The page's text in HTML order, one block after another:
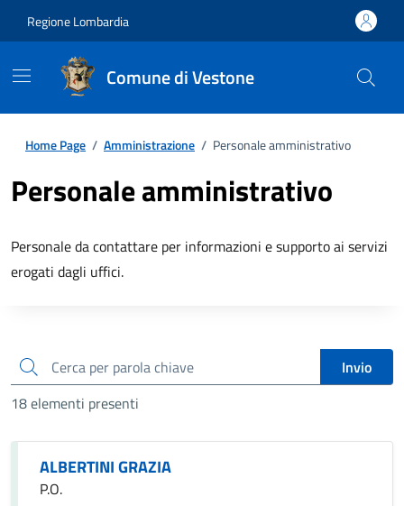
Regione Lombardia
Comune di Vestone
Home Page / Amministrazione / Personale amministrativo
Personale amministrativo
Personale da contattare per informazioni e supporto ai servizi
erogati dagli uffici.
cerca
Invio
18 elementi presenti
ALBERTINI GRAZIA
P.O.